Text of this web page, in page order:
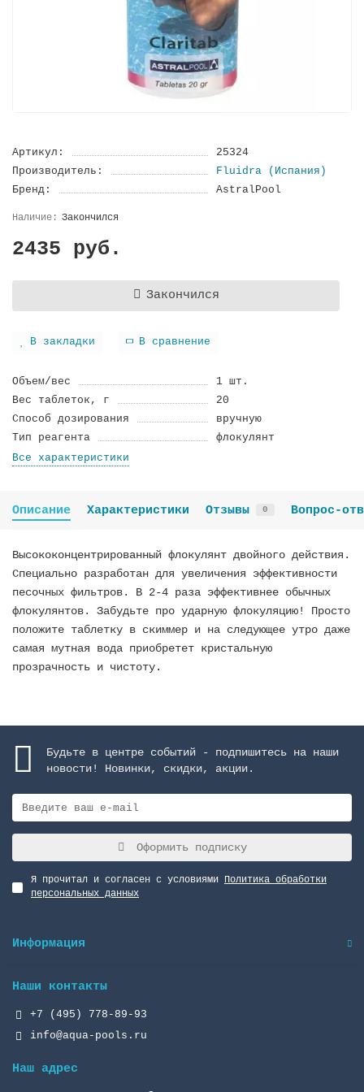
Артикул:
25324
Производитель:
Fluidra (Испания)
Бренд:
AstralPool
Закончился
2435 руб.
Закончился
В закладки В сравнение
Объем/вес
1 шт.
Вес таблеток, г
20
Способ дозирования
вручную
Тип реагента
флокулянт
Все характеристики
Описание Характеристики Отзывы 0 Вопрос-
Высококонцентрированный флокулянт двойного действия.
Cпециально разработан для увеличения эффективности
песочных фильтров. В 2-4 раза эффективнее обычных
флокулянтов. Забудьте про ударную флокуляцию! Просто
положите таблетку в скиммер и на следующее утро даже
самая мутная вода приобретет кристальную
прозрачность и чистоту.
Будьте в центре событий - подпишитесь на наши
новости! Новинки, скидки, акции.
Оформить подписку
Я прочитал и согласен с условиями Политика обработки
персональных данных
Информация
Наши контакты
+7 (495) 778-89-93
info@aqua-pools.ru
Наш адрес